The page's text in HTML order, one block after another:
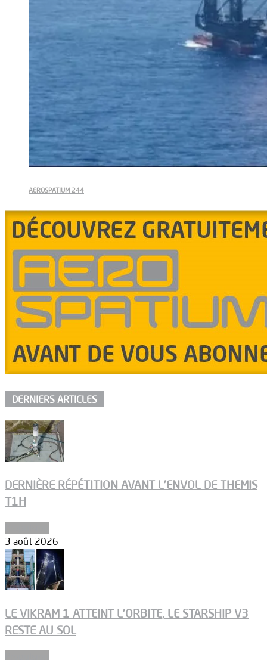
AEROSPATIUM 244
DERNIERS ARTICLES
DERNIÈRE RÉPÉTITION AVANT L’ENVOL DE THEMIS
T1H
3 août 2026
LE VIKRAM 1 ATTEINT L’ORBITE, LE STARSHIP V3
RESTE AU SOL